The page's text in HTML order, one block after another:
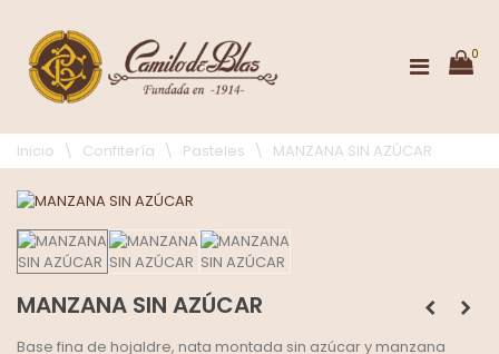
0
Inicio \ Confitería \ Pasteles \ MANZANA SIN AZÚCAR
MANZANA SIN AZÚCAR
Base fina de hojaldre, nata montada sin azúcar y manzana